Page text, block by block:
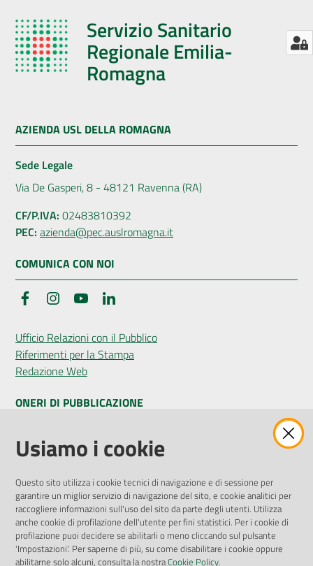
Servizio Sanitario
Regionale Emilia-
Romagna
AZIENDA USL DELLA ROMAGNA
Sede Legale
Via De Gasperi, 8 - 48121 Ravenna (RA)
CF/P.IVA: 02483810392
PEC: azienda@pec.auslromagna.it
COMUNICA CON NOI
FacebookInstagramYouTube
Ufficio Relazioni con il Pubblico
Riferimenti per la Stampa
Redazione Web
ONERI DI PUBBLICAZIONE
Amministrazione Trasparente
Pubblicità legale
Privacy Policy
Attuazione Misure PNRR
Liste di Attesa
ENTI, IMPRESE E PARTNER
Usiamo i cookie
Questo sito utilizza i cookie tecnici di navigazione e di sessione per
garantire un miglior servizio di navigazione del sito, e cookie analitici per
raccogliere informazioni sull'uso del sito da parte degli utenti. Utilizza
anche cookie di profilazione dell'utente per fini statistici. Per i cookie di
profilazione puoi decidere se abilitarli o meno cliccando sul pulsante
'Impostazioni'. Per saperne di più, su come disabilitare i cookie oppure
abilitarne solo alcuni, consulta la nostraCookie Policy.